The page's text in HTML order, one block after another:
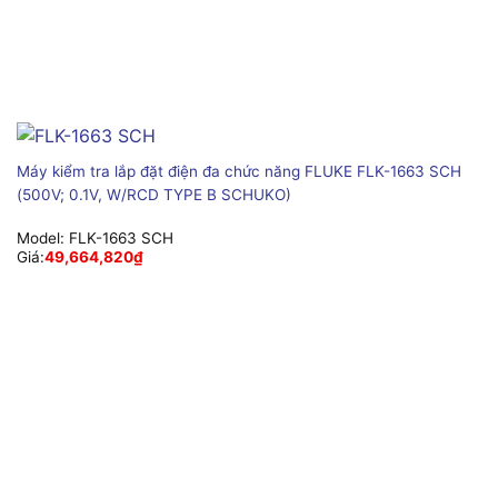
Máy kiểm tra lắp đặt điện đa chức năng FLUKE FLK-1663 SCH
(500V; 0.1V, W/RCD TYPE B SCHUKO)
Model: FLK-1663 SCH
Giá:49,664,820₫